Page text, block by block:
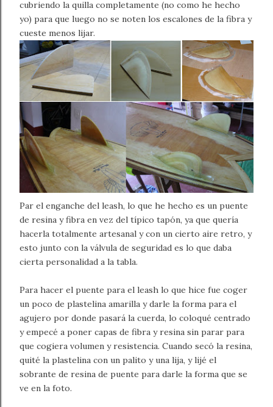
cubriendo la quilla completamente (no como he hecho
yo) para que luego no se noten los escalones de la fibra y
cueste menos lijar.
Par el enganche del leash, lo que he hecho es un puente
de resina y fibra en vez del típico tapón, ya que quería
hacerla totalmente artesanal y con un cierto aire retro, y
esto junto con la válvula de seguridad es lo que daba
cierta personalidad a la tabla.
Para hacer el puente para el leash lo que hice fue coger
un poco de plastelina amarilla y darle la forma para el
agujero por donde pasará la cuerda, lo coloqué centrado
y empecé a poner capas de fibra y resina sin parar para
que cogiera volumen y resistencia. Cuando secó la resina,
quité la plastelina con un palito y una lija, y lijé el
sobrante de resina de puente para darle la forma que se
ve en la foto.